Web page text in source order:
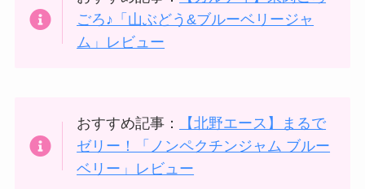
ごろ♪「山ぶどう&ブルーベリージャ
ム」レビュー
おすすめ記事：
【北野エース】まるで
ゼリー！「ノンペクチンジャム ブルー
ベリー」レビュー